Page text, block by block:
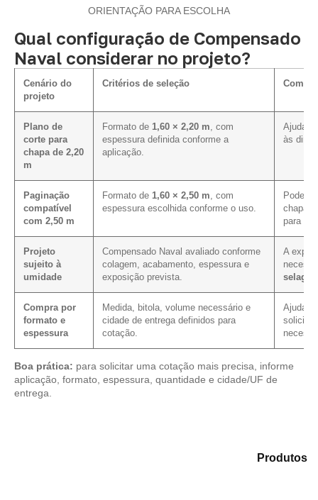
ORIENTAÇÃO PARA ESCOLHA
Qual configuração de Compensado
Naval considerar no projeto?
Cenário do
projeto
Critérios de seleção Como
Plano de
corte para
chapa de 2,20
m
Formato de 1,60 × 2,20 m , com
espessura definida conforme a
aplicação.
Ajuda a
às
Paginação
compatível
com 2,50 m
Formato de 1,60 × 2,50 m , com
espessura escolhida conforme o uso.
Pode
chapa
para
Projeto
sujeito à
umidade
Compensado Naval avaliado conforme
colagem, acabamento, espessura e
exposição prevista.
A
Compra por
formato e
espessura
Medida, bitola, volume necessário e
cidade de entrega definidos para
cotação.
Ajuda a
Boa prática: para solicitar uma cotação mais precisa, informe
aplicação, formato, espessura, quantidade e cidade/UF de
entrega.
Produtos